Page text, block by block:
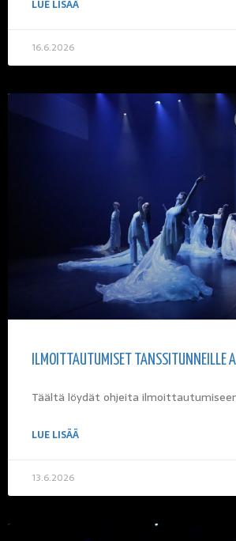
LUE LISÄÄ
16.6.2026
ILMOITTAUTUMISET TANSSITUNNEILLE
Täältä löydät ohjeita
LUE LISÄÄ
13.6.2026